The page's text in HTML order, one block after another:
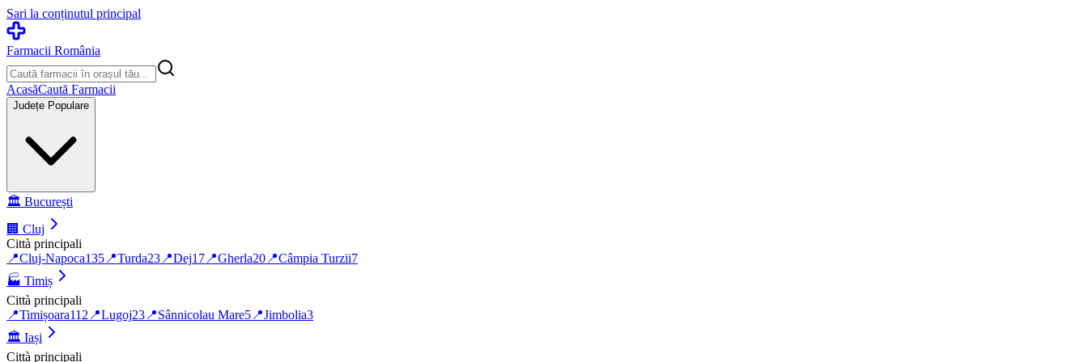
Sari la conținutul principal
Farmacii România
AcasăCaută Farmacii
Județe Populare
🏛️ București
🏢 Cluj
Città principali
📍Cluj-Napoca135 📍Turda23 📍Dej17 📍Gherla20 📍Câmpia Turzii7
🏭 Timiș
Città principali
📍Timișoara112 📍Lugoj23 📍Sânnicolau Mare5 📍Jimbolia3
🏛️ Iași
Città principali